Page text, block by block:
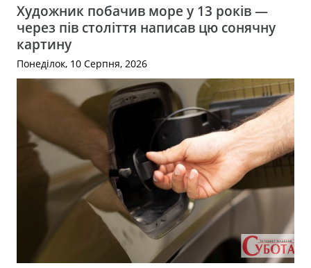
Художник побачив море у 13 років —
через пів століття написав цю сонячну
картину
Понеділок, 10 Серпня, 2026